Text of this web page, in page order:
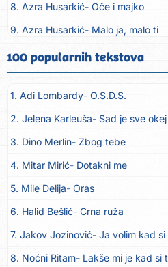
8. Azra Husarkić Oče i majko
9. Azra Husarkić Malo ja, malo ti
10. Alen Hasanović Fanatik
11. Husnija Mešaljić - Hule To je
12. In Vivo Brunello
13. Senad Nikočević Niki Plavljani
14. Emir Brunčević Buket cveća
15. Emir Brunčević Ali, Ali
16. Darko Lazić Pismo 2
17. Darko Lazić Problem u najavi
18. Aleksandra Đuranović Kao
19. Meliha Imširović Čujem mili
100 popularnih tekstova
1. Adi Lombardy O.S.D.S.
2. Jelena Karleuša Sad je sve okej
3. Dino Merlin Zbog tebe
4. Mitar Mirić Dotakni me
5. Mile Delija Oras
6. Halid Bešlić Crna ruža
7. Jakov Jozinović Ja volim kad si
8. Noćni Ritam Lakše mi je kad si